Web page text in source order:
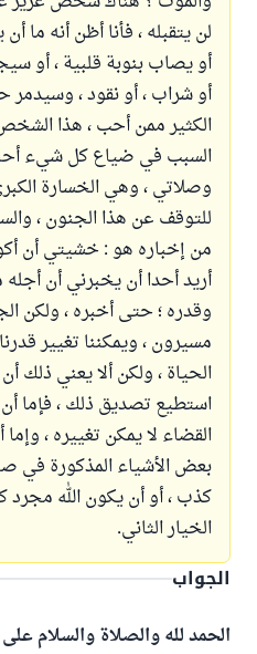
لن يتقبله ، فأنا أظن أنه ما
أو يصاب بنوبة قلبية ، أو
أو شراب ، أو نقود ، وسيدمر
الكثير ممن أحب ، هذا
السبب في ضياع كل شيء
وصلاتي ، وهي الخسارة
للتوقف عن هذا الجنون ،
من إخباره هو : خشيتي أن
أريد أحدا أن يخبرني أن
وقدره ؛ حتى أخبره ، ولكن
مسيرون ، ويمكننا تغيير
الحياة ، ولكن ألا يعني ذلك
استطيع تصديق ذلك ، فإما
القضاء لا يمكن تغييره ،
بعض الأشياء المذكورة في
كذب ، أو أن يكون الله مجرد
الخيار الثاني.
الجواب
الحمد لله والصلاة والسلام